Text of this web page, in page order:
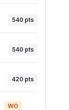
540 pts
540 pts
420 pts
WO